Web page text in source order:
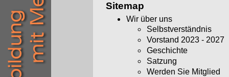
Sitemap
Wir über uns
Selbstverständnis
Vorstand 2023 - 2027
Geschichte
Satzung
Werden Sie Mitglied